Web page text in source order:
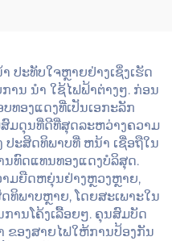
ປະທັບໃຈຫຼາຍຢ່າງເຊິ່ງເຮັດ
ານ ນໍາ ໃຊ້ໄຟຟ້າຕ່າງໆ. ກ່ອນ
ທອງແດງທີ່ເປັນເອກະລັກ
ມດຸນທີ່ດີທີ່ສຸດລະຫວ່າງຄວາມ
ປະສິດທິພາບທີ່ ຫນ້າ ເຊື່ອຖືໃນ
ທົດແທນທອງແດງບໍລິສຸດ.
ມຍືດຫຍຸ່ນຢ່າງຫຼວງຫຼາຍ,
ທິພາບຫຼາຍ, ໂດຍສະເພາະໃນ
ານໂຄ້ງເລື້ອຍໆ. ຄຸນສົມບັດ
ອງສາຍໄຟໃຫ້ການປ້ອງກັນ